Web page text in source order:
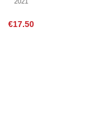
€17.50